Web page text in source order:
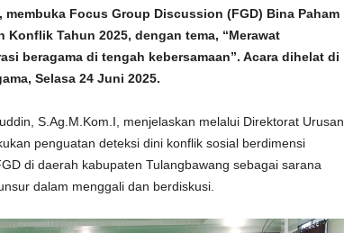
Focus Group Discussion (FGD) Bina Paham
Konflik Tahun 2025, dengan tema, “Merawat
beragama di tengah kebersamaan”. Acara dihelat di
Selasa 24 Juni 2025.
S.Ag.M.Kom.I, menjelaskan melalui Direktorat Urusan
penguatan deteksi dini konflik sosial berdimensi
di daerah kabupaten Tulangbawang sebagai sarana
dalam menggali dan berdiskusi.